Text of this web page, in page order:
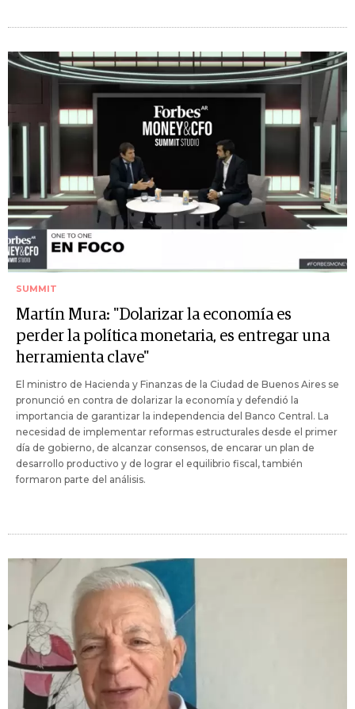
SUMMIT
Martín Mura: "Dolarizar la economía es
perder la política monetaria, es entregar una
herramienta clave"
El ministro de Hacienda y Finanzas de la Ciudad de Buenos Aires se
pronunció en contra de dolarizar la economía y defendió la
importancia de garantizar la independencia del Banco Central. La
necesidad de implementar reformas estructurales desde el primer
día de gobierno, de alcanzar consensos, de encarar un plan de
desarrollo productivo y de lograr el equilibrio fiscal, también
formaron parte del análisis.